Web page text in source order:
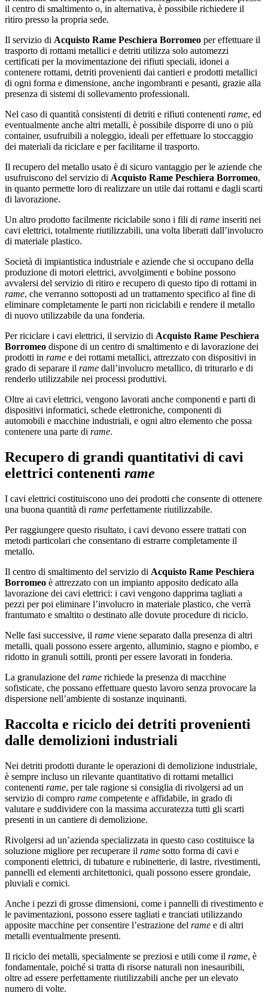
il centro di smaltimento o, in alternativa, è possibile richiedere il
ritiro presso la propria sede.
Il servizio di Acquisto Rame Peschiera Borromeo per effettuare il
trasporto di rottami metallici e detriti utilizza solo automezzi
certificati per la movimentazione dei rifiuti speciali, idonei a
contenere rottami, detriti provenienti dai cantieri e prodotti metallici
di ogni forma e dimensione, anche ingombranti e pesanti, grazie alla
presenza di sistemi di sollevamento professionali.
Nel caso di quantità consistenti di detriti e rifiuti contenenti rame, ed
eventualmente anche altri metalli, è possibile disporre di uno o più
container, usufruibili a noleggio, ideali per effettuare lo stoccaggio
dei materiali da riciclare e per facilitarne il trasporto.
Il recupero del metallo usato è di sicuro vantaggio per le aziende che
usufruiscono del servizio di Acquisto Rame Peschiera Borromeo,
in quanto permette loro di realizzare un utile dai rottami e dagli scarti
di lavorazione.
Un altro prodotto facilmente riciclabile sono i fili di rame inseriti nei
cavi elettrici, totalmente riutilizzabili, una volta liberati dall’involucro
di materiale plastico.
Società di impiantistica industriale e aziende che si occupano della
produzione di motori elettrici, avvolgimenti e bobine possono
avvalersi del servizio di ritiro e recupero di questo tipo di rottami in
rame, che verranno sottoposti ad un trattamento specifico al fine di
eliminare completamente le parti non riciclabili e rendere il metallo
di nuovo utilizzabile da una fonderia.
Per riciclare i cavi elettrici, il servizio di Acquisto Rame Peschiera
Borromeo dispone di un centro di smaltimento e di lavorazione dei
prodotti in rame e dei rottami metallici, attrezzato con dispositivi in
grado di separare il rame dall’involucro metallico, di triturarlo e di
renderlo utilizzabile nei processi produttivi.
Oltre ai cavi elettrici, vengono lavorati anche componenti e parti di
dispositivi informatici, schede elettroniche, componenti di
automobili e macchine industriali, e ogni altro elemento che possa
contenere una parte di rame.
Recupero di grandi quantitativi di cavi
elettrici contenenti rame
I cavi elettrici costituiscono uno dei prodotti che consente di ottenere
una buona quantità di rame perfettamente riutilizzabile.
Per raggiungere questo risultato, i cavi devono essere trattati con
metodi particolari che consentano di estrarre completamente il
metallo.
Il centro di smaltimento del servizio di Acquisto Rame Peschiera
Borromeo è attrezzato con un impianto apposito dedicato alla
lavorazione dei cavi elettrici: i cavi vengono dapprima tagliati a
pezzi per poi eliminare l’involucro in materiale plastico, che verrà
frantumato e smaltito o destinato alle dovute procedure di riciclo.
Nelle fasi successive, il rame viene separato dalla presenza di altri
metalli, quali possono essere argento, alluminio, stagno e piombo, e
ridotto in granuli sottili, pronti per essere lavorati in fonderia.
La granulazione del rame richiede la presenza di macchine
sofisticate, che possano effettuare questo lavoro senza provocare la
dispersione nell’ambiente di sostanze inquinanti.
Raccolta e riciclo dei detriti provenienti
dalle demolizioni industriali
Nei detriti prodotti durante le operazioni di demolizione industriale,
è sempre incluso un rilevante quantitativo di rottami metallici
contenenti rame, per tale ragione si consiglia di rivolgersi ad un
servizio di compro rame competente e affidabile, in grado di
valutare e suddividere con la massima accuratezza tutti gli scarti
presenti in un cantiere di demolizione.
Rivolgersi ad un’azienda specializzata in questo caso costituisce la
soluzione migliore per recuperare il rame sotto forma di cavi e
componenti elettrici, di tubature e rubinetterie, di lastre, rivestimenti,
pannelli ed elementi architettonici, quali possono essere grondaie,
pluviali e cornici.
Anche i pezzi di grosse dimensioni, come i pannelli di rivestimento e
le pavimentazioni, possono essere tagliati e tranciati utilizzando
apposite macchine per consentire l’estrazione del rame e di altri
metalli eventualmente presenti.
Il riciclo dei metalli, specialmente se preziosi e utili come il rame, è
fondamentale, poiché si tratta di risorse naturali non inesauribili,
oltre ad essere perfettamente riutilizzabili anche per un elevato
numero di volte.